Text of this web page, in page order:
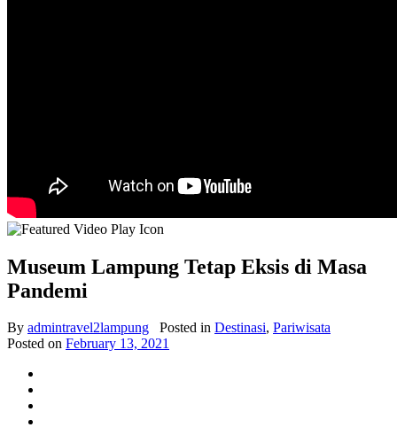
Museum Lampung Tetap Eksis di Masa
Pandemi
By admintravel2lampung Posted in Destinasi, Pariwisata
Posted on February 13, 2021